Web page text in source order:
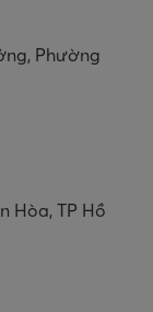
Phường
Hòa, TP Hồ